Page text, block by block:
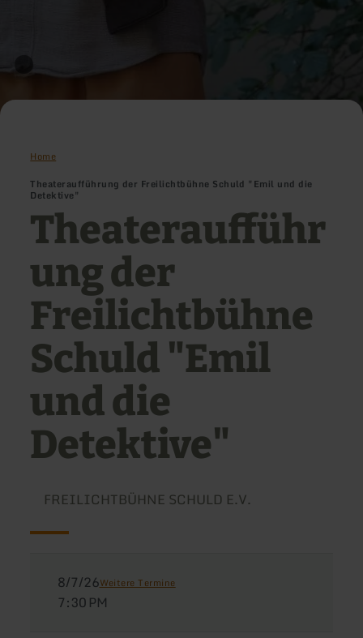
Home
Theateraufführung der Freilichtbühne Schuld "Emil und die
Detektive"
Theateraufführ
ung der
Freilichtbühne
Schuld "Emil
und die
Detektive"
FREILICHTBÜHNE SCHULD E.V.
8/7/26Weitere Termine
7:30 PM